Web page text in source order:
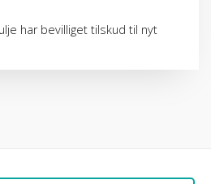
har bevilliget tilskud til nyt